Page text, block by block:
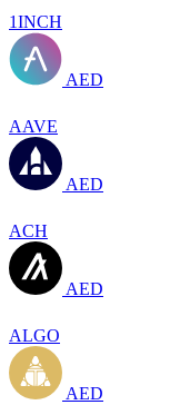
1INCH
AED
AAVE
AED
ACH
AED
ALGO
AED